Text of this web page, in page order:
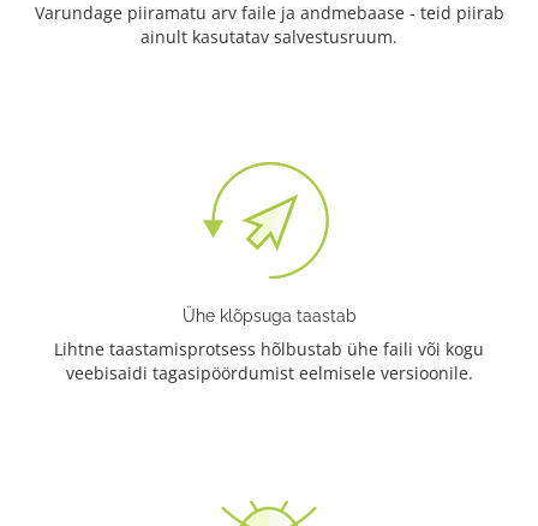
Varundage piiramatu arv faile ja andmebaase - teid piirab
ainult kasutatav salvestusruum.
Ühe klõpsuga taastab
Lihtne taastamisprotsess hõlbustab ühe faili või kogu
veebisaidi tagasipöördumist eelmisele versioonile.